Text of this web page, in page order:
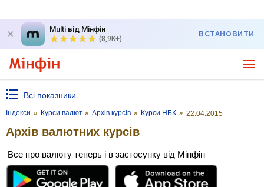
Multi від Мінфін
(8,9K+)
ВСТАНОВИТИ
Всі показники
Індекси » Курси валют » Архів курсів » Курси НБК » 22.04.2015
Архів валютних курсів
Все про валюту теперь і в застосунку від Мінфін